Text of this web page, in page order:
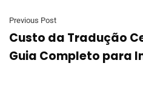
Previous Post
Custo da Tradução
Guia Completo para